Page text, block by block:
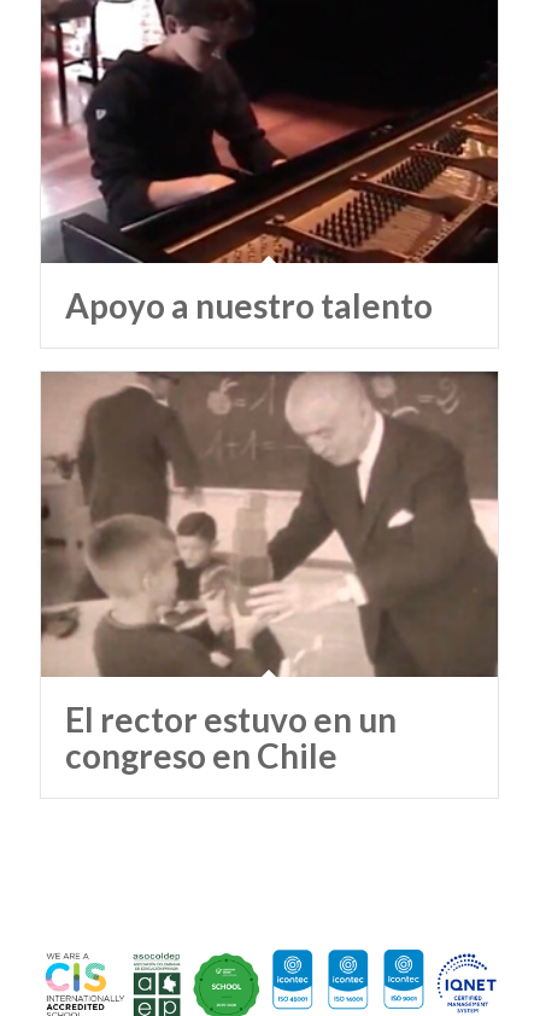
Apoyo a nuestro talento
El rector estuvo en un
congreso en Chile